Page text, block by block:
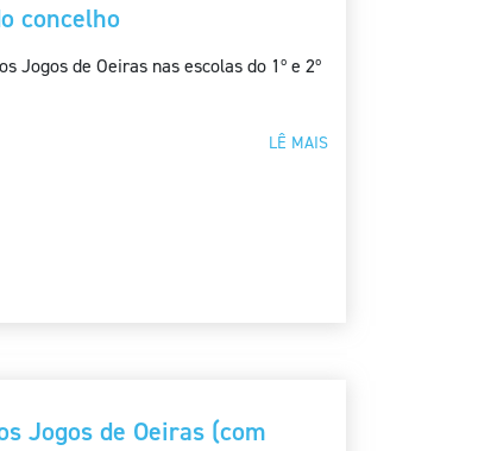
concelho
Jogos de Oeiras nas escolas do 1º e 2º
LÊ MAIS
Jogos de Oeiras (com